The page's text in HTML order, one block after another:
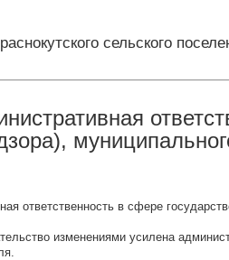
сельского
ответственность в сфере
изменениями усилена